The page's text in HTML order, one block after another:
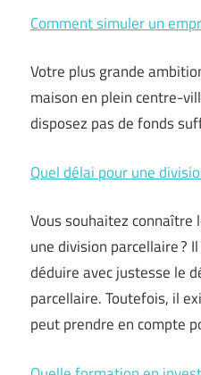
Comment simuler un
Votre plus grande
maison en plein centre-
disposez pas de fonds
Quel délai pour une
Vous souhaitez
une division parcellaire ?
déduire avec justesse le
parcellaire. Toutefois, il
peut prendre en compte